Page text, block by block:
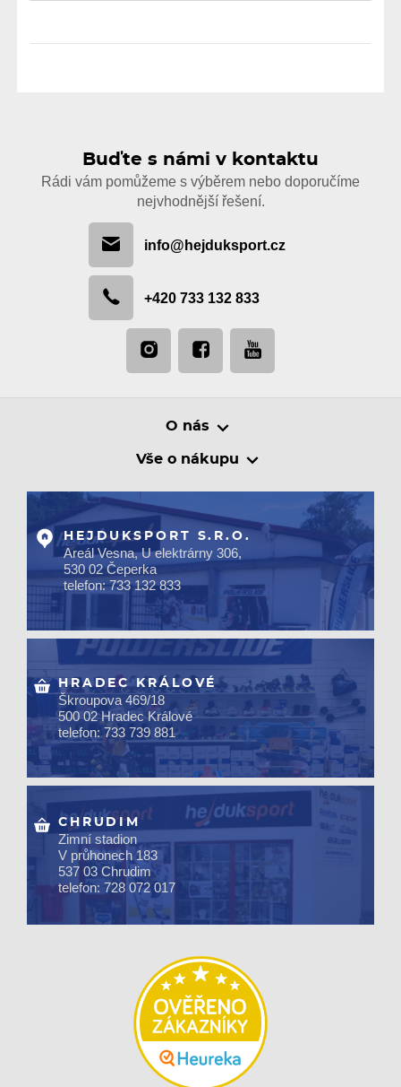
Buďte s námi v kontaktu
Rádi vám pomůžeme s výběrem nebo doporučíme
nejvhodnější řešení.
info@hejduksport.cz
+420 733 132 833
O nás
Vše o nákupu
HEJDUKSPORT S.R.O.
Areál Vesna, U elektrárny 306,
530 02 Čeperka
telefon: 733 132 833
HRADEC KRÁLOVÉ
Škroupova 469/18
500 02 Hradec Králové
telefon: 733 739 881
CHRUDIM
Zimní stadion
V průhonech 183
537 03 Chrudim
telefon: 728 072 017